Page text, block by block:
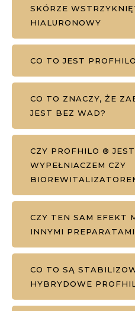
SKÓRZE
HIALURONOWY
CO TO JEST
CO TO ZNACZY, ŻE
JEST BEZ WAD?
CZY PROFHILO ®
WYPEŁNIACZEM CZY
CZY TEN SAM EFEKT
INNYMI
CO TO SĄ
HYBRYDOWE